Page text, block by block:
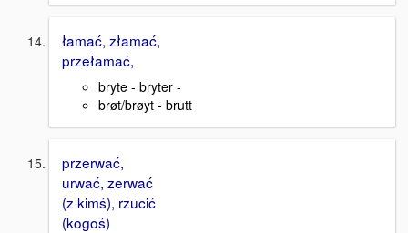
łamać, złamać,
przełamać,
bryte - bryter -
brøt/brøyt - brutt
przerwać,
urwać, zerwać
(z kimś), rzucić
(kogoś)